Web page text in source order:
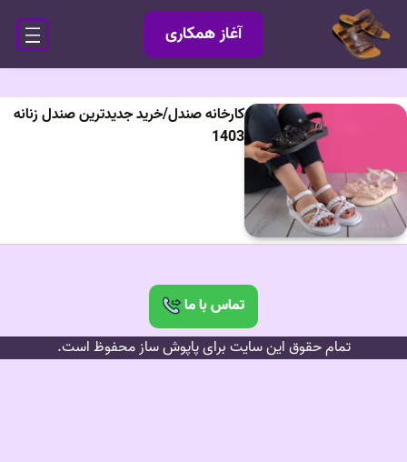
آغاز همکاری
کارخانه صندل/خرید جدیدترین صندل زنانه
1403
تماس با ما
تمام حقوق این سایت برای پاپوش ساز محفوظ است.